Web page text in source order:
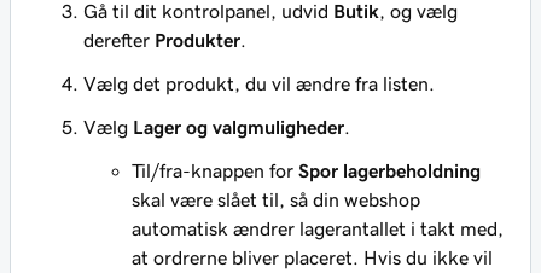
Gå til dit kontrolpanel, udvid Butik , og vælg
derefter Produkter
Vælg det produkt, du vil ændre fra listen.
Vælg Lager og valgmuligheder
Til/fra-knappen for Spor lagerbeholdning
skal være slået til, så din webshop
automatisk ændrer lagerantallet i takt med,
at ordrerne bliver placeret. Hvis du ikke vil